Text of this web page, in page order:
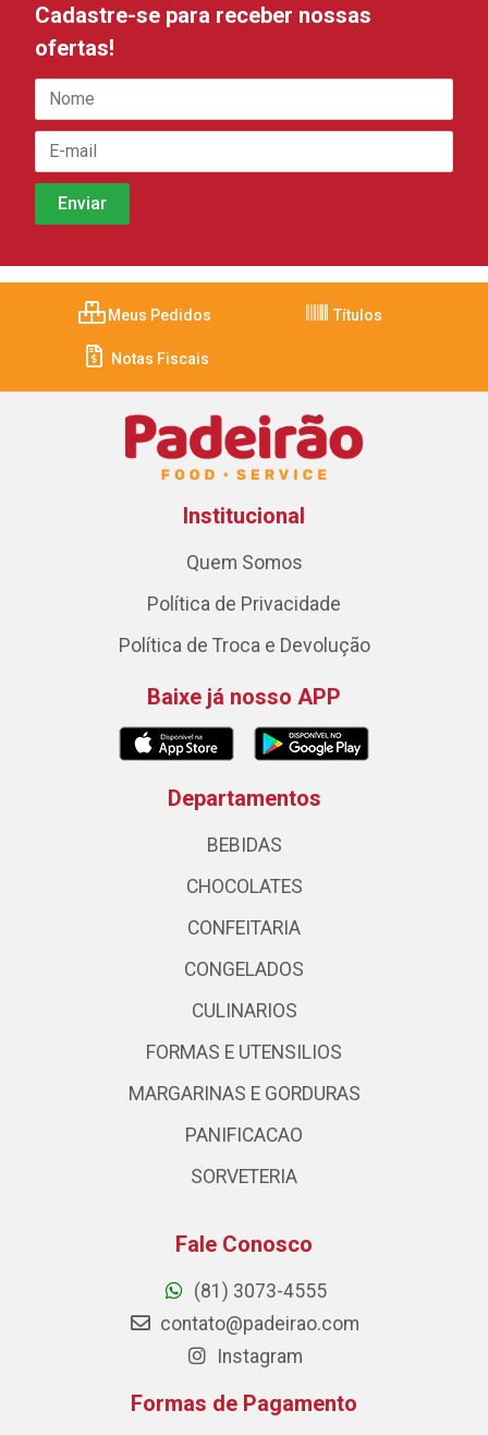
Cadastre-se para receber nossas
ofertas!
Meus Pedidos Títulos
Notas Fiscais
Institucional
Quem Somos
Política de Privacidade
Política de Troca e Devolução
Baixe já nosso APP
Departamentos
BEBIDAS
CHOCOLATES
CONFEITARIA
CONGELADOS
CULINARIOS
FORMAS E UTENSILIOS
MARGARINAS E GORDURAS
PANIFICACAO
SORVETERIA
Fale Conosco
(81) 3073-4555
contato@padeirao.com
Instagram
Formas de Pagamento